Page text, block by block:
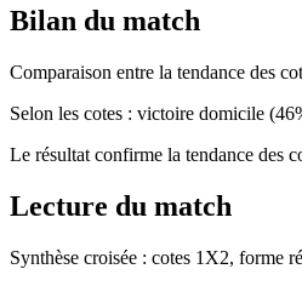
Bilan du match
Comparaison entre la tendance des
Selon les cotes : victoire domicile
Le résultat confirme la tendance des
Lecture du match
Synthèse croisée : cotes 1X2, forme